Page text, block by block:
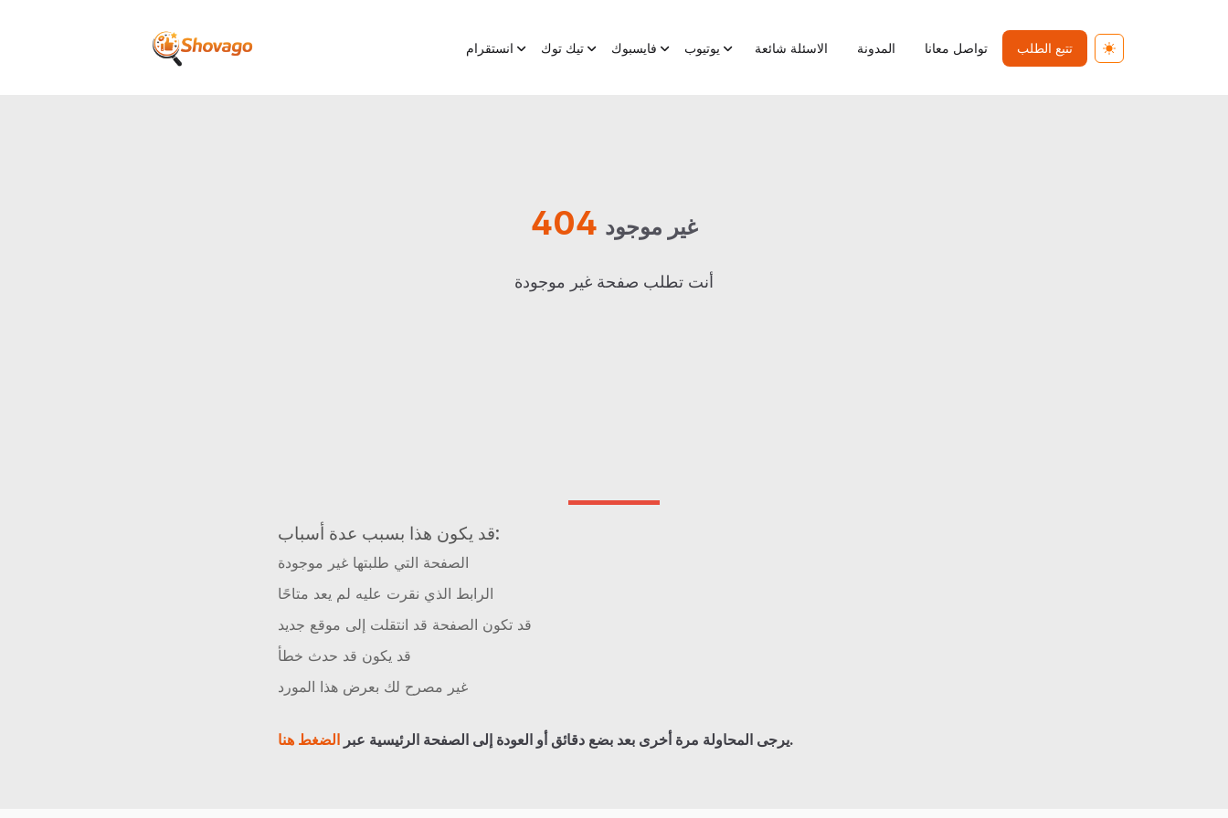
Toggle theme
انستقرام تيك توك فايسبوك يوتيوب الاسئلة شائعة المدونة تواصل معانا تتبع الطلب
404 غير موجود
أنت تطلب صفحة غير موجودة
قد يكون هذا بسبب عدة أسباب:
الصفحة التي طلبتها غير موجودة
الرابط الذي نقرت عليه لم يعد متاحًا
قد تكون الصفحة قد انتقلت إلى موقع جديد
قد يكون قد حدث خطأ
غير مصرح لك بعرض هذا المورد
يرجى المحاولة مرة أخرى بعد بضع دقائق أو العودة إلى الصفحة الرئيسية عبر الضغط هنا .